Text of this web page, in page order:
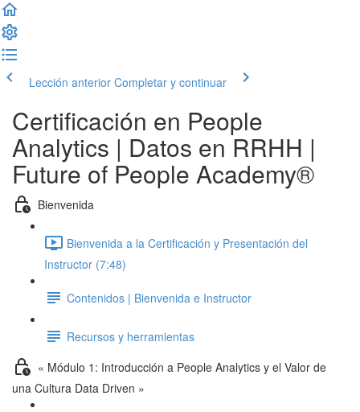
Lección anterior Completar y continuar
Certificación en People
Analytics | Datos en RRHH |
Future of People Academy®
Bienvenida
Bienvenida a la Certificación y Presentación del
Instructor (7:48)
Contenidos | Bienvenida e Instructor
Recursos y herramientas
« Módulo 1: Introducción a People Analytics y el Valor de
una Cultura Data Driven »